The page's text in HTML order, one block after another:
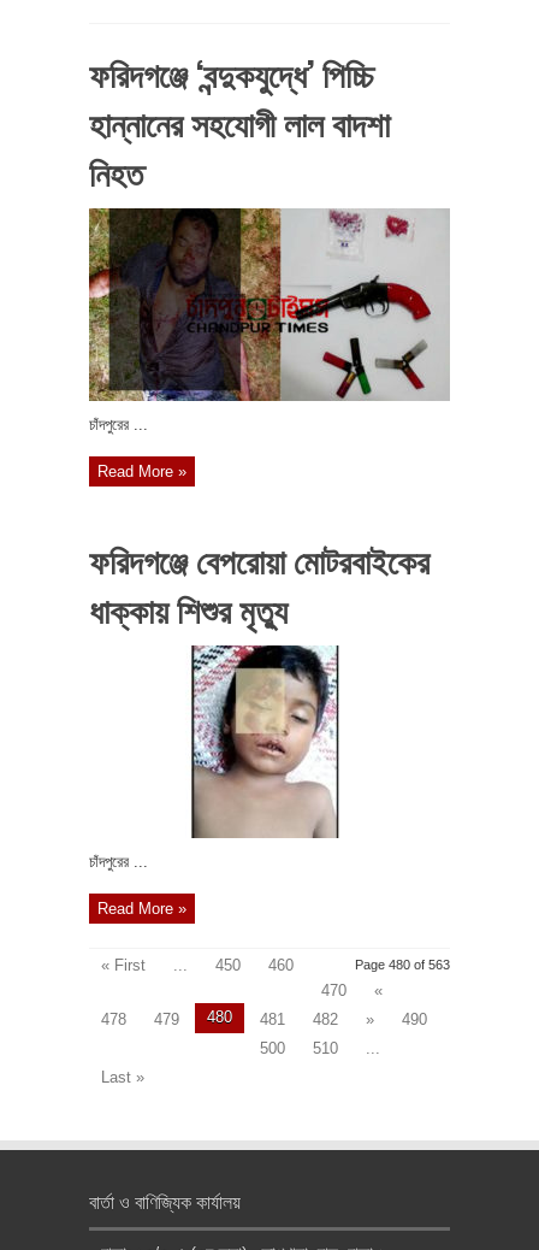
ফরিদগঞ্জে ‘বন্দুকযুদ্ধে’ পিচ্চি
হান্নানের সহযোগী লাল বাদশা
নিহত
চাঁদপুরের ...
Read More »
ফরিদগঞ্জে বেপরোয়া মোটরবাইকের
ধাক্কায় শিশুর মৃত্যু
চাঁদপুরের ...
Read More »
Page 480 of 563
« First 450
460
470
«
478
479 480 481 482 »
490
500
510
Last »
বার্তা ও বাণিজ্যিক কার্যালয়